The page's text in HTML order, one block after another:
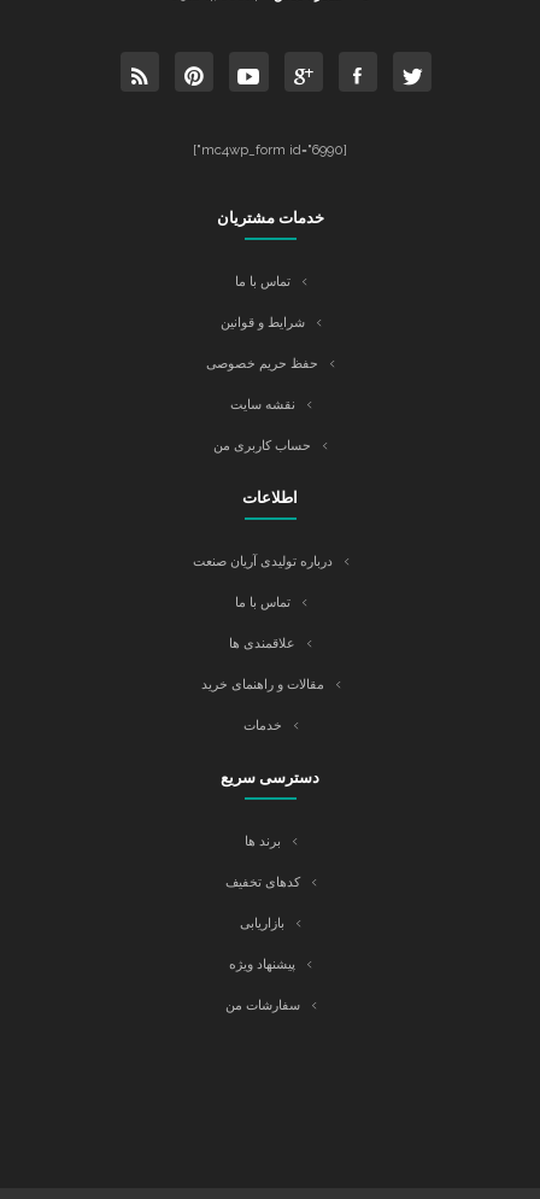
[mc4wp_form id="6990"]
خدمات مشتریان
تماس با ما
شرایط و قوانین
حفظ حریم خصوصی
نقشه سایت
حساب کاربری من
اطلاعات
درباره تولیدی آریان صنعت
تماس با ما
علاقمندی ها
مقالات و راهنمای خرید
خدمات
دسترسی سریع
برند ها
کدهای تخفیف
بازاریابی
پیشنهاد ویژه
سفارشات من